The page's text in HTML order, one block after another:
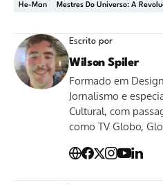
He-Man Mestres Do Universo: A
Escrito por
Wilson Spiler
Formado em
Jornalismo e
Cultural, com
como TV Globo,